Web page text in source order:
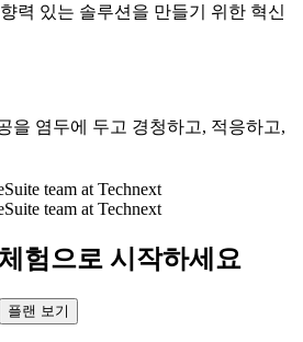
력 있는 솔루션을 만들기 위한 혁신
을 염두에 두고 경청하고, 적응하고,
험으로 시작하세요
플랜 보기